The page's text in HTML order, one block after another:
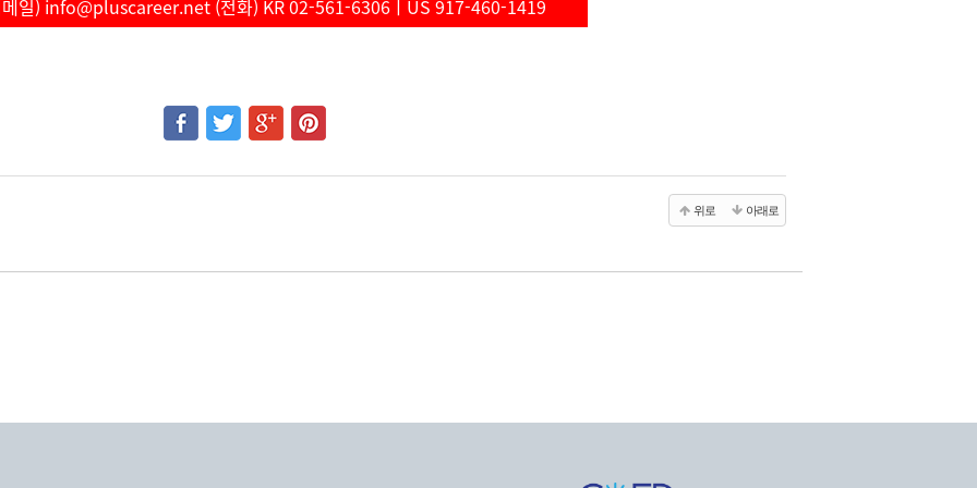
메일) info@pluscareer.net (전화) KR 02-561-6306ㅣUS 917-460-1419
위로 아래로